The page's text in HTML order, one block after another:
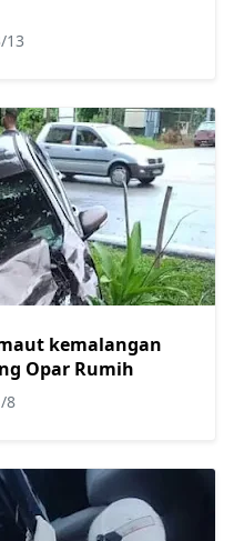
13
kemalangan
Opar Rumih
8